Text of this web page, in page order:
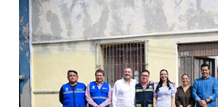
conoces ni la mitad de lo que
quienes ya han tenido relaciones
o expertas en el tema. Siempre hay
aprender y nuevas experiencias que
chica y aún no has tenido relaciones